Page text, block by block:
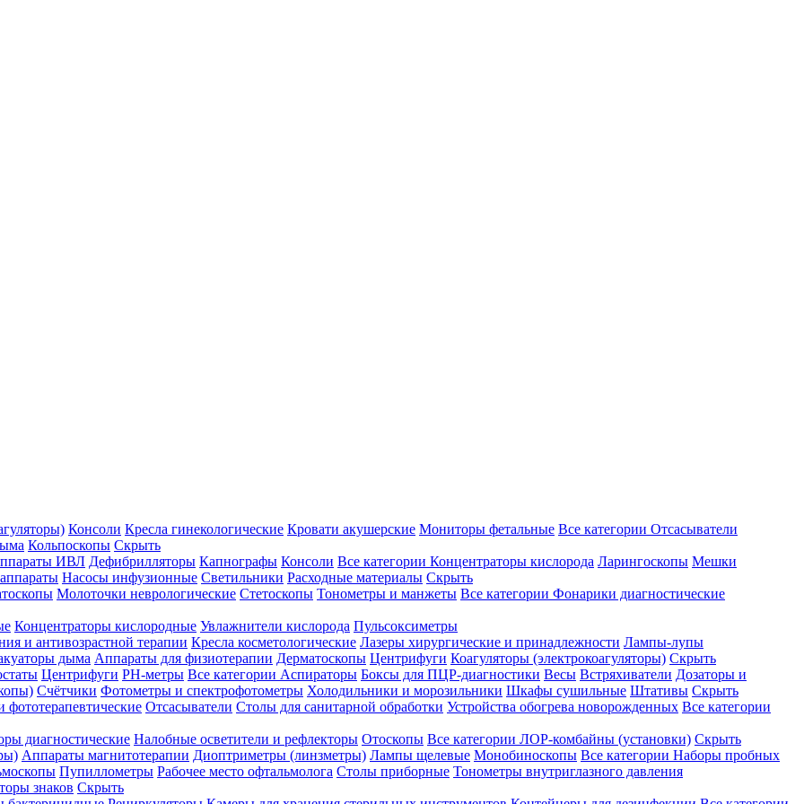
Консоли Кресла гинекологические Кровати акушерские Мониторы фетальные Все категории Отсасыватели
Кольпоскопы Скрыть
ИВЛ Дефибрилляторы Капнографы Консоли Все категории Концентраторы кислорода Ларингоскопы Мешки
Насосы инфузионные Светильники Расходные материалы Скрыть
Молоточки неврологические Стетоскопы Тонометры и манжеты Все категории Фонарики диагностические
Концентраторы кислородные Увлажнители кислорода Пульсоксиметры
и антивозрастной терапии Кресла косметологические Лазеры хирургические и принадлежности Лампы-лупы
дыма Аппараты для физиотерапии Дерматоскопы Центрифуги Коагуляторы (электрокоагуляторы) Скрыть
Центрифуги PH-метры Все категории Аспираторы Боксы для ПЦР-диагностики Весы Встряхиватели Дозаторы и
Счётчики Фотометры и спектрофотометры Холодильники и морозильники Шкафы сушильные Штативы Скрыть
фототерапевтические Отсасыватели Столы для санитарной обработки Устройства обогрева новорожденных Все категории
диагностические Налобные осветители и рефлекторы Отоскопы Все категории ЛОР-комбайны (установки) Скрыть
Аппараты магнитотерапии Диоптриметры (линзметры) Лампы щелевые Монобиноскопы Все категории Наборы пробных
Пупиллометры Рабочее место офтальмолога Столы приборные Тонометры внутриглазного давления
знаков Скрыть